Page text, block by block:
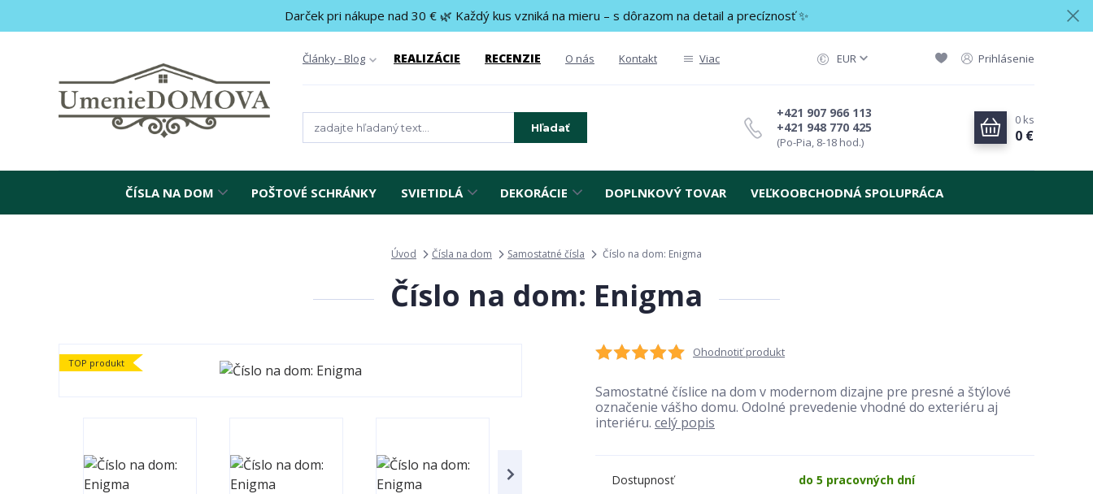
Darček pri nákupe nad 30 € 🌿 Každý kus vzniká na mieru – s dôrazom na detail a precíznosť ✨
Články - Blog REALIZÁCIE RECENZIE O nás Kontakt Viac EUR Prihlásenie
Hľadať +421 948 770 425
+421 907 966 113
(Po-Pia, 8-18 hod.)
0 ks
0 €
ČÍSLA NA DOM POŠTOVÉ SCHRÁNKY SVIETIDLÁ DEKORÁCIE DOPLNKOVÝ TOVAR VEĽKOOBCHODNÁ SPOLUPRÁCA
Úvod Čísla na dom Samostatné čísla Číslo na dom: Enigma
Číslo na dom: Enigma
TOP produkt
Ohodnotiť produkt
Samostatné číslice na dom v modernom dizajne pre presné a štýlové
označenie vášho domu. Odolné prevedenie vhodné do exteriéru aj
interiéru. celý popis
Dostupnosť do 5 pracovných dní